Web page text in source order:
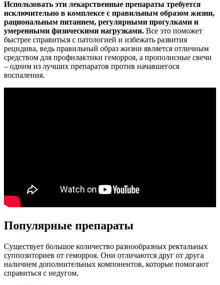
Использовать эти лекарственные препараты требуется
исключительно в комплексе с правильным образом жизни,
рациональным питанием, регулярными прогулками и
умеренными физическими нагрузками. Все это поможет
быстрее справиться с патологией и избежать развития
рецидива, ведь правильный образ жизни является отличным
средством для профилактики геморроя, а прополисные свечи
– одним из лучших препаратов против начавшегося
воспаления.
Популярные препараты
Существует большое количество разнообразных ректальных
суппозиториев от геморроя. Они отличаются друг от друга
наличием дополнительных компонентов, которые помогают
справиться с недугом.